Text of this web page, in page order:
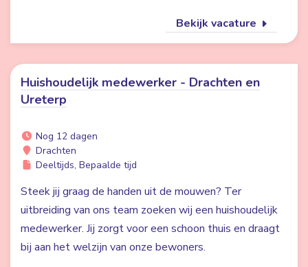
Bekijk vacature
Huishoudelijk medewerker - Drachten en
Ureterp
Nog 12 dagen
Drachten
Deeltijds, Bepaalde tijd
Steek jij graag de handen uit de mouwen? Ter
uitbreiding van ons team zoeken wij een huishoudelijk
medewerker. Jij zorgt voor een schoon thuis en draagt
bij aan het welzijn van onze bewoners.